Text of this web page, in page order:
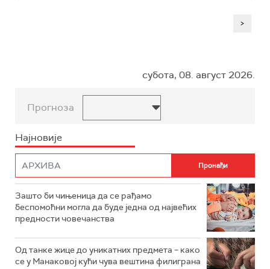
>
субота, 08. август 2026.
Прогноза
Најновије
Зашто би чињеница да се рађамо
беспомоћни могла да буде једна од највећих
предности човечанства
Од танке жице до уникатних предмета – како
се у Манаковој кући чува вештина филиграна